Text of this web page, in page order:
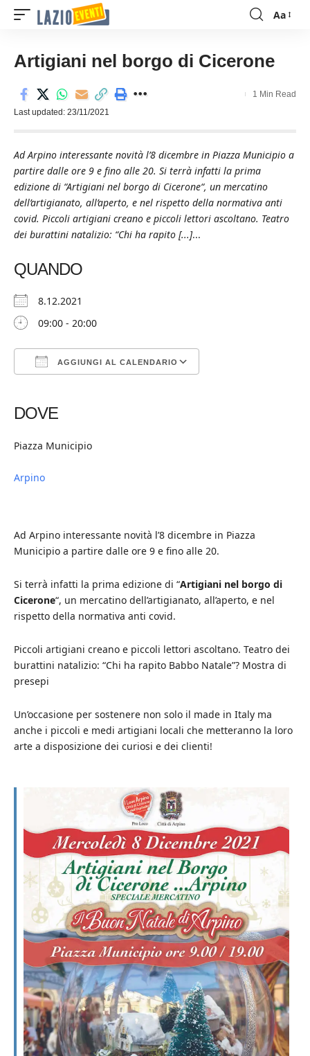
Font
Aa
Artigiani nel borgo di Cicerone
Last updated: 23/11/2021
1 Min Read
Ad Arpino interessante novità l’8 dicembre in Piazza Municipio a
partire dalle ore 9 e fino alle 20. Si terrà infatti la prima
edizione di “Artigiani nel borgo di Cicerone“, un mercatino
dell’artigianato, all’aperto, e nel rispetto della normativa anti
covid. Piccoli artigiani creano e piccoli lettori ascoltano. Teatro
dei burattini natalizio: “Chi ha rapito [...]...
QUANDO
8.12.2021
09:00 - 20:00
AGGIUNGI AL CALENDARIO
DOVE
Piazza Municipio
Arpino
Ad Arpino interessante novità l’8 dicembre in Piazza
Municipio a partire dalle ore 9 e fino alle 20.
Si terrà infatti la prima edizione di “Artigiani nel borgo di
Cicerone“, un mercatino dell’artigianato, all’aperto, e nel
rispetto della normativa anti covid.
Piccoli artigiani creano e piccoli lettori ascoltano. Teatro dei
burattini natalizio: “Chi ha rapito Babbo Natale”? Mostra di
presepi
Un’occasione per sostenere non solo il made in Italy ma
anche i piccoli e medi artigiani locali che metteranno la loro
arte a disposizione dei curiosi e dei clienti!